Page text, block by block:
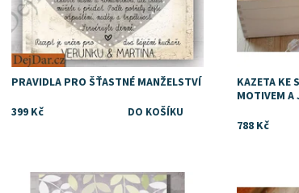
PRAVIDLA PRO ŠŤASTNÉ MANŽELSTVÍ
399 Kč
KAZETA KE
MOTIVEM A
788 Kč
Dostupnost: Skladem